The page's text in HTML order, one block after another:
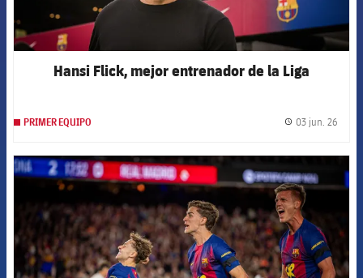
Hansi Flick, mejor entrenador de la Liga
PRIMER EQUIPO 03 jun. 26
FCB Barcelona badge